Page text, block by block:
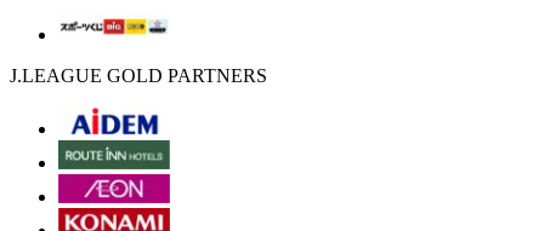
J.LEAGUE GOLD PARTNERS